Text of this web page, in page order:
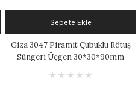
Sepete Ekle
Giza 3047 Piramit Çubuklu Rötuş
Süngeri Üçgen 30*30*90mm